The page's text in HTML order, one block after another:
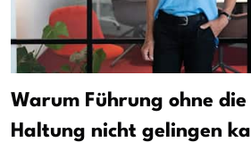
Warum Führung ohne
Haltung nicht gelingen